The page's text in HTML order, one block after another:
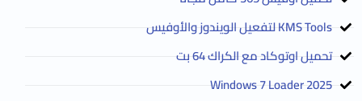
KMS Tools لتفعيل الويندوز والأوفيس
تحميل اوتوكاد مع الكراك 64 بت
2025 Windows 7 Loader